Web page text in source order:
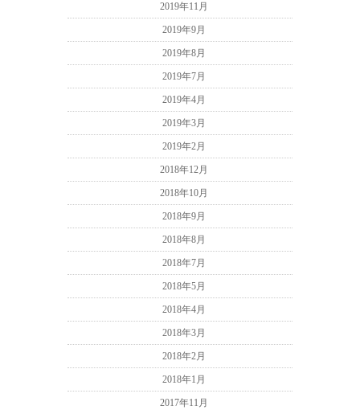
2019年11月
2019年9月
2019年8月
2019年7月
2019年4月
2019年3月
2019年2月
2018年12月
2018年10月
2018年9月
2018年8月
2018年7月
2018年5月
2018年4月
2018年3月
2018年2月
2018年1月
2017年11月